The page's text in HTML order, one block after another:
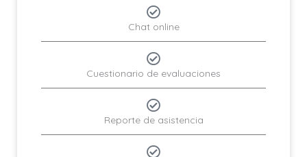
Chat online
Cuestionario de evaluaciones
Reporte de asistencia